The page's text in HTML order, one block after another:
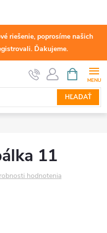
riešenie, poprosíme našich
Ďakujeme.
HĽADAŤ
KOŠÍK
11
hodnotenia